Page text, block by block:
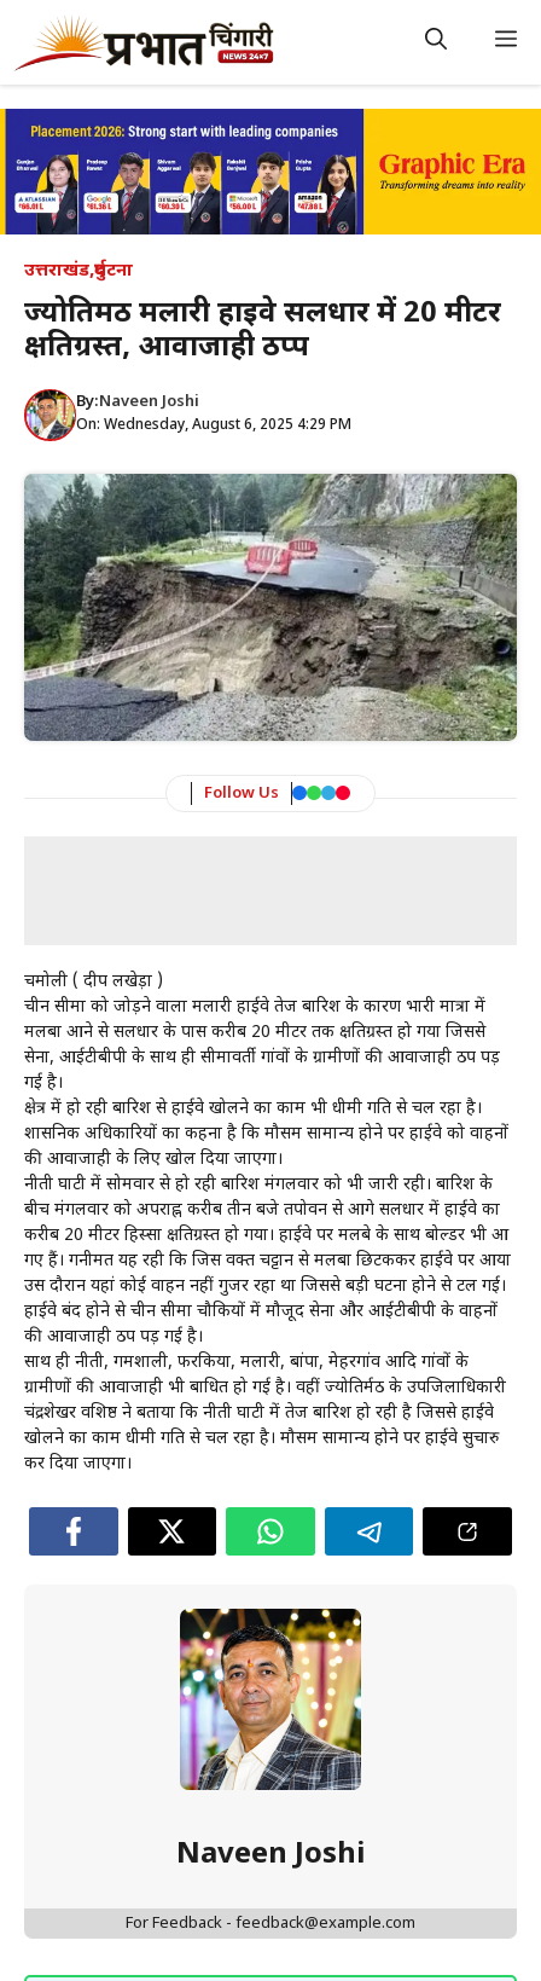
content
उत्तराखंड,दुर्घटना
ज्योतिर्मठ मलारी हाईवे सलधार में 20 मीटर
क्षतिग्रस्त, आवाजाही ठप्प
By:Naveen Joshi
On: Wednesday, August 6, 2025 4:29 PM
Follow Us
चमोली ( प्रदीप लखेड़ा )
चीन सीमा को जोड़ने वाला मलारी हाईवे तेज बारिश के कारण भारी मात्रा में
मलबा आने से सलधार के पास करीब 20 मीटर तक क्षतिग्रस्त हो गया जिससे
सेना, आईटीबीपी के साथ ही सीमावर्ती गांवों के ग्रामीणों की आवाजाही ठप पड़
गई है।
क्षेत्र में हो रही बारिश से हाईवे खोलने का काम भी धीमी गति से चल रहा है।
प्रशासनिक अधिकारियों का कहना है कि मौसम सामान्य होने पर हाईवे को वाहनों
की आवाजाही के लिए खोल दिया जाएगा।
नीती घाटी में सोमवार से हो रही बारिश मंगलवार को भी जारी रही। बारिश के
बीच मंगलवार को अपराह्न करीब तीन बजे तपोवन से आगे सलधार में हाईवे का
करीब 20 मीटर हिस्सा क्षतिग्रस्त हो गया। हाईवे पर मलबे के साथ बोल्डर भी आ
गए हैं। गनीमत यह रही कि जिस वक्त चट्टान से मलबा छिटककर हाईवे पर आया
उस दौरान यहां कोई वाहन नहीं गुजर रहा था जिससे बड़ी घटना होने से टल गई।
हाईवे बंद होने से चीन सीमा चौकियों में मौजूद सेना और आईटीबीपी के वाहनों
की आवाजाही ठप पड़ गई है।
साथ ही नीती, गमशाली, फरकिया, मलारी, बांपा, मेहरगांव आदि गांवों के
ग्रामीणों की आवाजाही भी बाधित हो गई है। वहीं ज्योतिर्मठ के उपजिलाधिकारी
चंद्रशेखर वशिष्ठ ने बताया कि नीती घाटी में तेज बारिश हो रही है जिससे हाईवे
खोलने का काम धीमी गति से चल रहा है। मौसम सामान्य होने पर हाईवे सुचारु
कर दिया जाएगा।
Naveen Joshi
For Feedback - feedback@example.com